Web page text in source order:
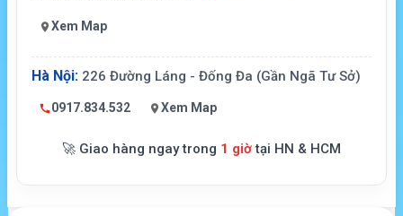
Xem Map
Hà Nội: 226 Đường Láng - Đống Đa (Gần Ngã Tư Sở)
0917.834.532 Xem Map
🚀 Giao hàng ngay trong 1 giờtại HN & HCM